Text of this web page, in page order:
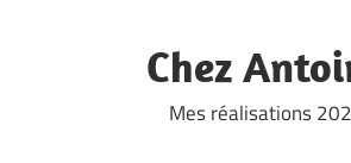
Chez
Mes réalisations